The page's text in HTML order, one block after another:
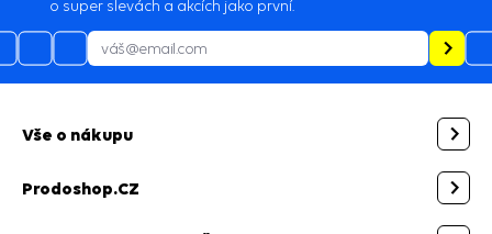
o super slevách a akcích jako první.
Vše o nákupu
Prodoshop.CZ